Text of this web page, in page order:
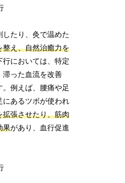
たり、灸で温めた
整え、自然治癒力を
行においては、特定
滞った血流を改善
。例えば、腰痛や足
にあるツボが使われ
拡張させたり、筋肉
果があり、血行促進